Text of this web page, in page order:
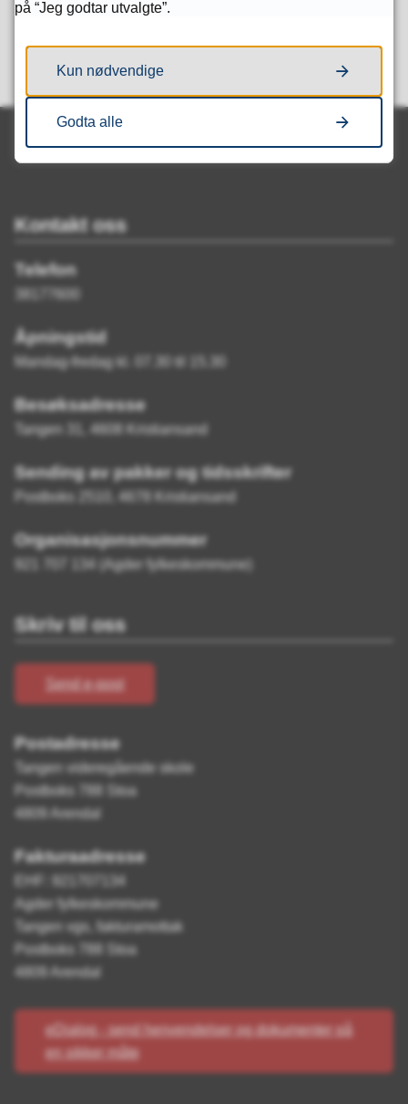
Kontakt oss
Telefon
Åpningstid
Mandag-fredag kl. 07.30 til 15.30
Besøksadresse
Tangen 31, 4608 Kristiansand
Sending av pakker og tidsskrifter
Postboks 2510, 4678 Kristiansand
Organisasjonsnummer
921 707 134 (Agder fylkeskommune)
Skriv til oss
Send e-post
Postadresse
Tangen videregående skole
Postboks 788 Stoa
4809 Arendal
Fakturaadresse
EHF: 921707134
Agder fylkeskommune
Tangen vgs, fakturamottak
Postboks 788 Stoa
4809 Arendal
eDialog - send henvendelser og dokumenter på
en sikker måte
på “Jeg godtar utvalgte”.
Kun nødvendige
Godta alle